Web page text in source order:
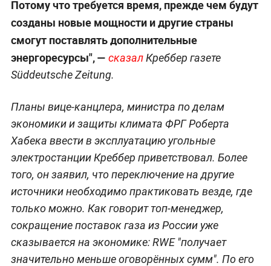
Потому что требуется время, прежде чем будут
созданы новые мощности и другие страны
смогут поставлять дополнительные
энергоресурсы", — сказалКреббер газете
Süddeutsche Zeitung.
Планы вице-канцлера, министра по делам
экономики и защиты климата ФРГ Роберта
Хабека ввести в эксплуатацию угольные
электростанции Креббер приветствовал. Более
того, он заявил, что переключение на другие
источники необходимо практиковать везде, где
только можно. Как говорит топ-менеджер,
сокращение поставок газа из России уже
сказывается на экономике: RWE "получает
значительно меньше оговорённых сумм". По его